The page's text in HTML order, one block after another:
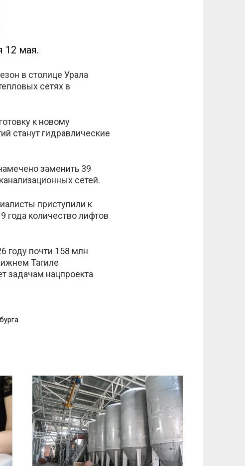
12 мая.
в столице Урала
сетях в
к новому
станут гидравлические
заменить 39
сетей.
приступили к
года количество лифтов
году почти 158 млн
Тагиле
задачам нацпроекта